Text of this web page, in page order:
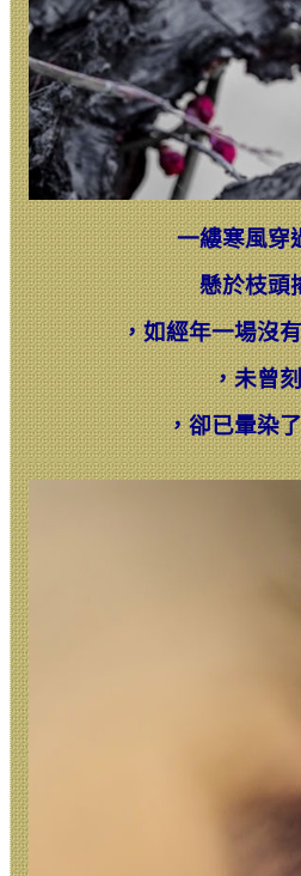
一縷寒風穿
懸於枝頭
，如經年一場沒
，未曾
，卻已暈染